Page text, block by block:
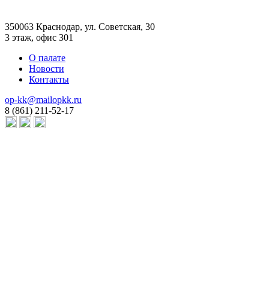
350063 Краснодар, ул. Советская, 30
3 этаж, офис 301
О палате
Новости
Контакты
op-kk@mailopkk.ru
8 (861) 211-52-17